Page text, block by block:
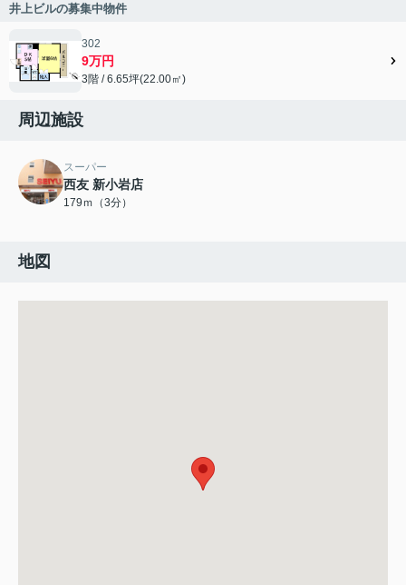
井上ビルの募集中物件
302
9万円
3階 / 6.65坪(22.00㎡)
周辺施設
スーパー
西友 新小岩店
179ｍ（3分）
地図